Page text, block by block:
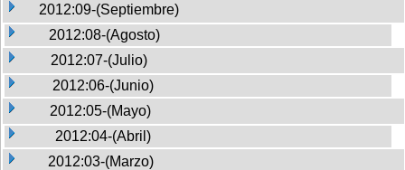
2012:09-(Septiembre)
2012:08-(Agosto)
2012:07-(Julio)
2012:06-(Junio)
2012:05-(Mayo)
2012:04-(Abril)
2012:03-(Marzo)